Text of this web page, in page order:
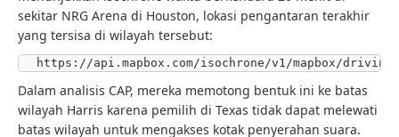
sekitar NRG Arena di Houston, lokasi pengantaran terakhir
yang tersisa di wilayah tersebut:
https://api.mapbox.com/isochrone/v1/mapbox/driving/-
Dalam analisis CAP, mereka memotong bentuk ini ke batas
wilayah Harris karena pemilih di Texas tidak dapat melewati
batas wilayah untuk mengakses kotak penyerahan suara.